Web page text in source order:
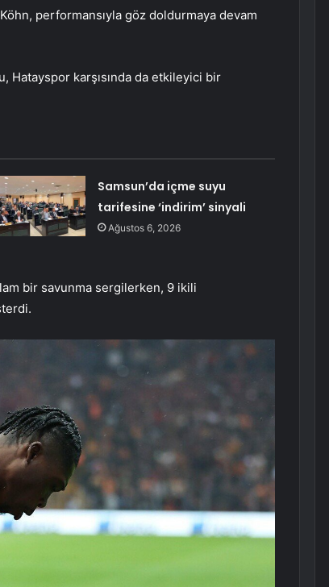
performansıyla göz doldurmaya devam
Hatayspor karşısında da etkileyici bir
Samsun’da içme suyu
tarifesine ‘indirim’ sinyali
Ağustos 6, 2026
bir savunma sergilerken, 9 ikili